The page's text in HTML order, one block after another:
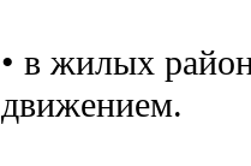
• в жилых
движением.